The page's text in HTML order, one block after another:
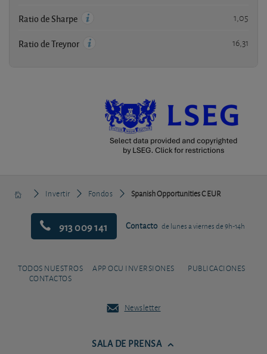
Ratio de Sharpe 1,05
Ratio de Treynor 16,31
Invertir Fondos Spanish Opportunities C EUR
913 009 141 Contacto de lunes a viernes de 9h-14h
TODOS NUESTROS
CONTACTOS
APP OCU INVERSIONES PUBLICACIONES
Newsletter
SALA DE PRENSA